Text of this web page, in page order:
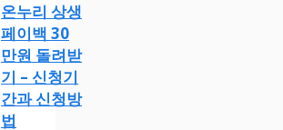
온누리 상생
페이백 30
만원 돌려받
기 – 신청기
간과 신청방
법